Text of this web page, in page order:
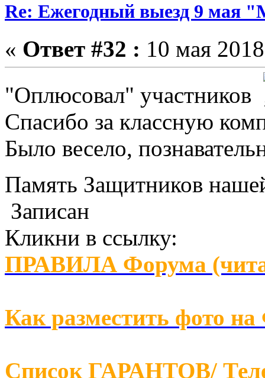
Re: Ежегодный выезд 9 мая
« Ответ #32 : 10 мая
"Оплюсовал" участников
Спасибо за классную
Было весело,
Память Защитников
Записан
Кликни в ссылку:
ПРАВИЛА Форума
Как разместить фото
Список ГАРАНТОВ/